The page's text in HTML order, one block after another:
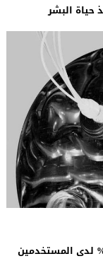
حياة البشر
دماغ-حاسوب غير جراحية تحقق دقة 86% لدى المستخدمين